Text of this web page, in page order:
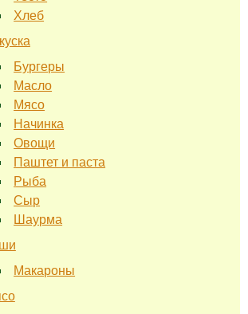
Хлеб
Бургеры
Масло
Мясо
Начинка
Овощи
Паштет и паста
Рыба
Сыр
Шаурма
Макароны